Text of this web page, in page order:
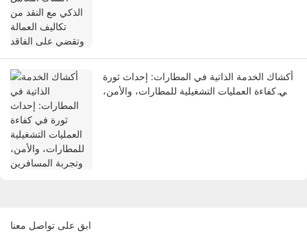
أكشاك الخدمة الذاتية في المطارات: إحداث ثورة
في كفاءة العمليات التشغيلية للمطارات، والأمن،
ابق على تواصل معنا